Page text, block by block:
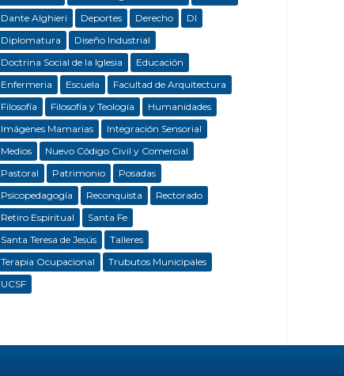
Dante Alghieri
Deportes Derecho
DI
Diplomatura
Diseño Industrial
Doctrina Social de la Iglesia
Educación
Enfermeria
Escuela
Facultad de Arquitectura
Filosofía
Filosofía y Teología
Humanidades
Imágenes Mamarias
Integración Sensorial
Medios
Nuevo Código Civil y Comercial
Pastoral
Patrimonio
Posadas
Psicopedagogía
Reconquista
Rectorado
Retiro Espiritual
Santa Fe
Santa Teresa de Jesús
Talleres
Terapia Ocupacional
Trubutos Municipales
UCSF